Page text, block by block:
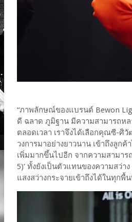
“ภาพลักษณ์ของแบรนด์ Bewon
ดี ฉลาด ภูมิฐาน มีความสามารถห
ตลอดเวลา เราจึงได้เลือกคุณซี-ศิ
วงการมาอย่างยาวนาน เข้าถึงลู
เพิ่มมากขึ้นไปอีก จากความสามา
5)’ ทั้งยังเป็นตัวแทนของความสว่
แสงสว่างกระจายเข้าถึงได้ในทุกพื้